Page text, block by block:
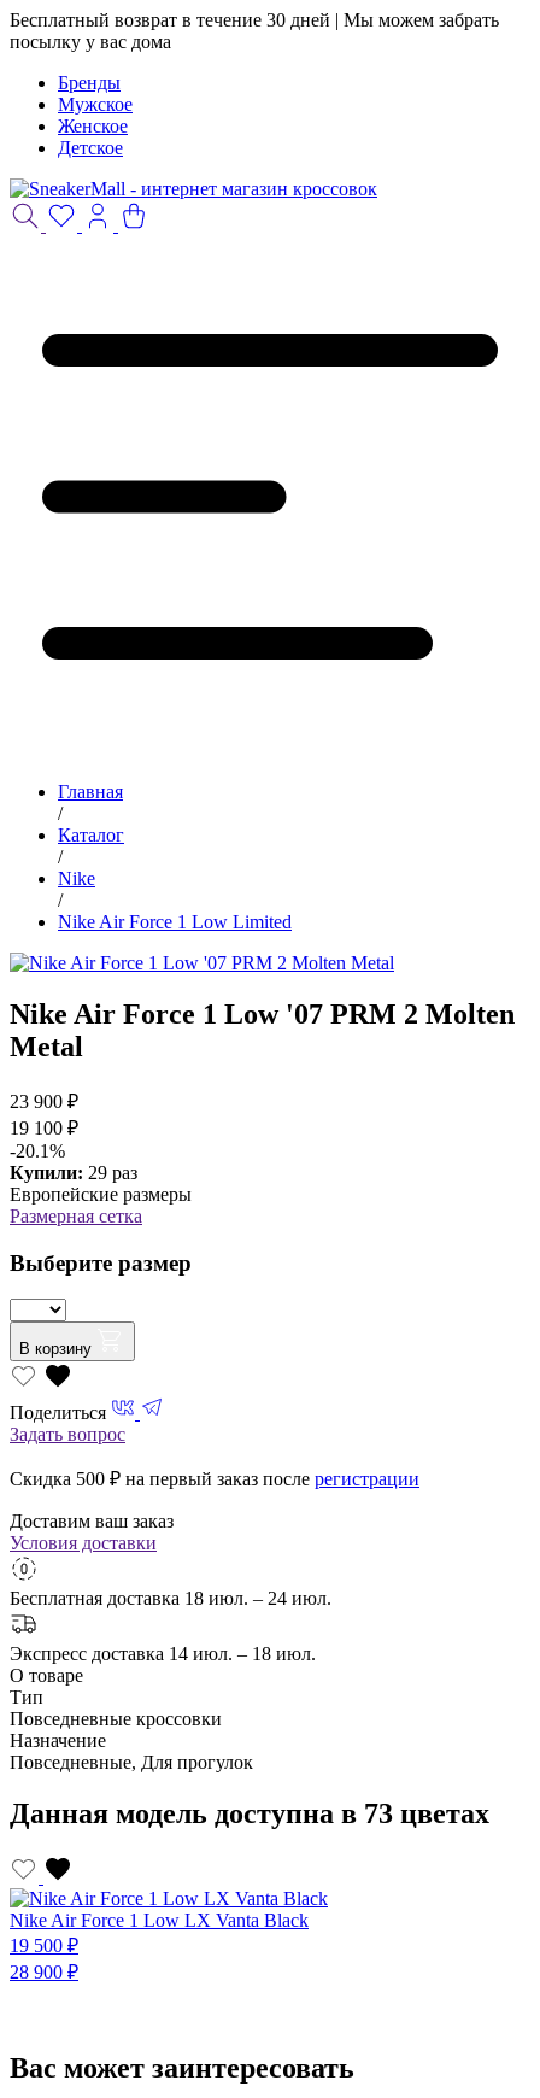
Бесплатный возврат в течение 30 дней | Мы можем забрать
посылку у вас дома
Бренды
Мужское
Женское
Детское
Главная
/
Каталог
/
Nike
/
Nike Air Force 1 Low Limited
Nike Air Force 1 Low '07 PRM 2 Molten
Metal
23 900 ₽
19 100 ₽
-20.1%
Купили: 29 раз
Европейские размеры
Размерная сетка
Выберите размер
В корзину
Поделиться
Задать вопрос
Скидка 500 ₽ на первый заказ после регистрации
Доставим ваш заказ
Условия доставки
Бесплатная доставка 18 июл. – 24 июл.
Экспресс доставка 14 июл. – 18 июл.
О товаре
Тип
Повседневные кроссовки
Назначение
Повседневные, Для прогулок
Данная модель доступна в 73 цветах
Nike Air Force 1 Low LX Vanta Black
19 500 ₽
28 900 ₽
Вас может заинтересовать